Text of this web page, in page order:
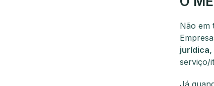
Não em
jurídica,
serviço/
Já